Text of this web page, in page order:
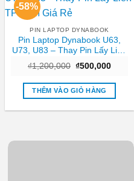
-58%
PIN LAPTOP DYNABOOK
Pin Laptop Dynabook U63,
U73, U83 – Thay Pin Lấy Liền
₫1,200,000 Giá
là:
₫1,200,000.
₫500,000Giá
tại
THÊM VÀO GIỎ HÀNG